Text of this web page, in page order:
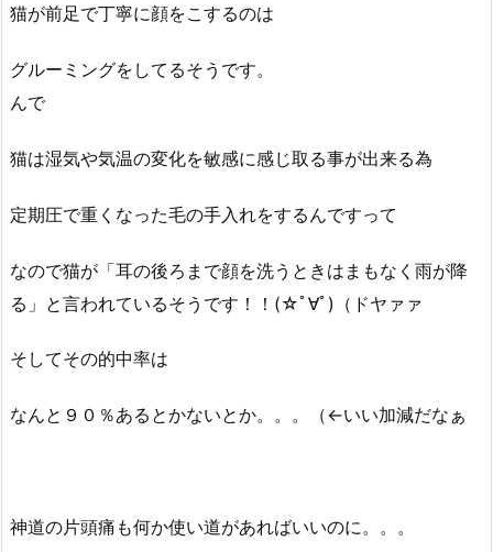
猫が前足で丁寧に顔をこするのは
グルーミングをしてるそうです。
んで
猫は湿気や気温の変化を敏感に感じ取る事が出来る為
定期圧で重くなった毛の手入れをするんですって
なので猫が「耳の後ろまで顔を洗うときはまもなく雨が降
る」と言われているそうです！！(☆ﾟ∀ﾟ)（ドヤァァ
そしてその的中率は
なんと９０％あるとかないとか。。。（←いい加減だなぁ
神道の片頭痛も何か使い道があればいいのに。。。